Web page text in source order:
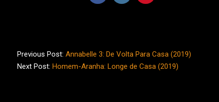
07-
01
Previous Post: Annabelle 3: De Volta Para Casa (2019)
Next Post: Homem-Aranha: Longe de Casa (2019)